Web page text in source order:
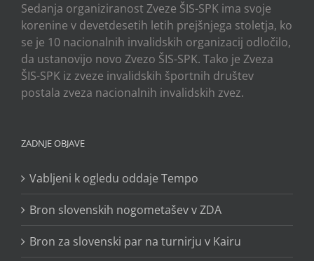
Sedanja organiziranost Zveze ŠIS-SPK ima svoje
korenine v devetdesetih letih prejšnjega stoletja, ko
se je 10 nacionalnih invalidskih organizacij odločilo,
da ustanovijo novo Zvezo ŠIS-SPK. Tako je Zveza
ŠIS-SPK iz zveze invalidskih športnih društev
postala zveza nacionalnih invalidskih zvez.
ZADNJE OBJAVE
Vabljeni k ogledu oddaje Tempo
Bron slovenskih nogometašev v ZDA
Bron za slovenski par na turnirju v Kairu